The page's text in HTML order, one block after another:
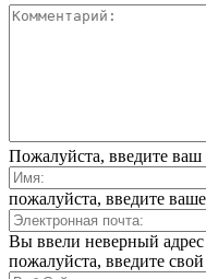
Пожалуйста, введите
пожалуйста, введите
Вы ввели неверный
пожалуйста, введите